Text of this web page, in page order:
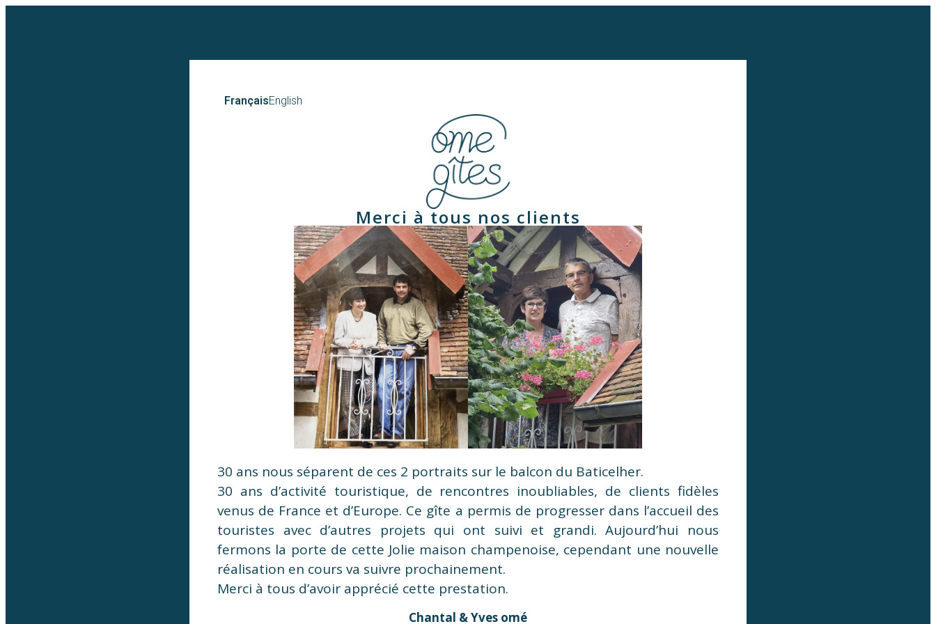
FrançaisEnglish
Merci à tous nos clients
30 ans nous séparent de ces 2 portraits sur le balcon du Baticelher.
30 ans d’activité touristique, de rencontres inoubliables, de clients fidèles
venus de France et d’Europe. Ce gîte a permis de progresser dans l’accueil des
touristes avec d’autres projets qui ont suivi et grandi. Aujourd’hui nous
fermons la porte de cette Jolie maison champenoise, cependant une nouvelle
réalisation en cours va suivre prochainement.
Merci à tous d’avoir apprécié cette prestation.
Chantal & Yves omé